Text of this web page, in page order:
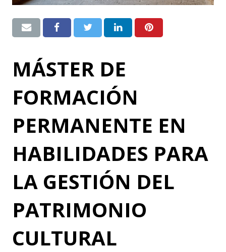
MÁSTER DE
FORMACIÓN
PERMANENTE EN
HABILIDADES PARA
LA GESTIÓN DEL
PATRIMONIO
CULTURAL